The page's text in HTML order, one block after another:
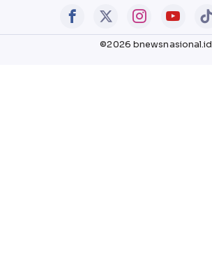
©2026 bnewsnasional.id